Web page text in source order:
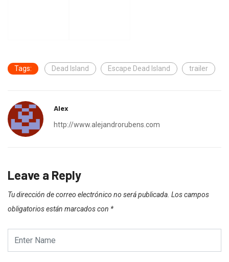
Tags: Dead Island Escape Dead Island trailer
Alex
http://www.alejandrorubens.com
Leave a Reply
Tu dirección de correo electrónico no será publicada. Los campos
obligatorios están marcados con *